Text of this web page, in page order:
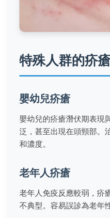
特殊人群的疥
嬰幼兒疥瘡
嬰幼兒的疥瘡潛伏期表現
泛，甚至出現在頭頸部。
和濃度。
老年人疥瘡
老年人免疫反應較弱，疥
不典型。容易誤診為老年